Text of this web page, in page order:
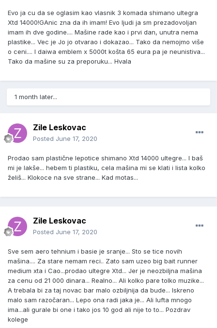
Evo ja cu da se oglasim kao vlasnik 3 komada shimano ultegra
Xtd 14000!GAnic zna da ih imam! Evo ljudi ja sm prezadovoljan
imam ih dve godine.... Mašine rade kao i prvi dan, unutra nema
plastike... Vec je Jo jo otvarao i dokazao... Tako da nemojmo više
o ceni.... I daiwa emblem x 5000t košta 65 eura pa je neunistiva...
Tako da mašine su za preporuku... Hvala
1 month later...
Zile Leskovac
Posted June 17, 2020
Prodao sam plastične lepotice shimano Xtd 14000 ultegre... I baš
mi je lakše... hebem ti plastiku, cela mašina mi se klati i lista kolko
želiš... Klokoce na sve strane... Kad motas...
Zile Leskovac
Posted June 17, 2020
Sve sem aero tehnium i basie je sranje... Sto se tice novih
mašina.... Za stare nemam reci.. Zato sam uzeo big bait runner
medium xta i Cao...prodao ultegre Xtd... Jer je neozbiljna mašina
za cenu od 21 000 dinara... Realno... Ali kolko pare tolko muzike...
A trebala bi za taj novac bar malo ozbiljnija da bude... Iskreno
malo sam razočaran... Lepo ona radi jaka je... Ali lufta mnogo
ima...ali gurale bi one i tako jos 10 god ali nije to to... Pozdrav
kolege